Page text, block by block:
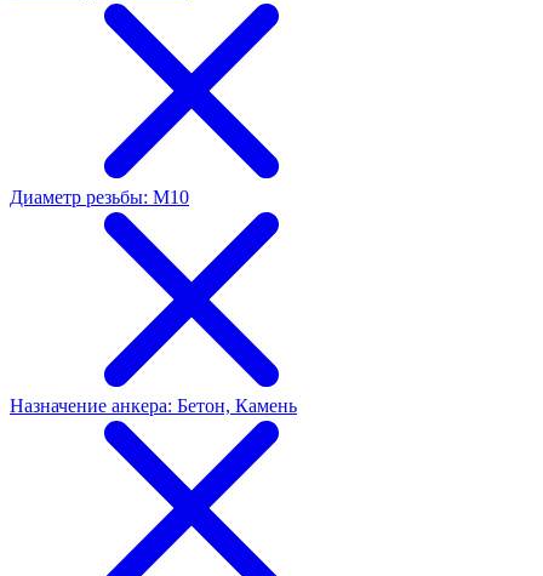
Диаметр резьбы: М10
Назначение анкера: Бетон, Камень